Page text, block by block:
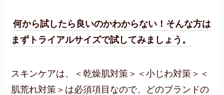
何から試したら良いのかわからない！そんな方は
まずトライアルサイズで試してみましょう。
スキンケアは、＜乾燥肌対策＞＜小じわ対策＞＜
肌荒れ対策＞は必須項目なので、どのブランドの